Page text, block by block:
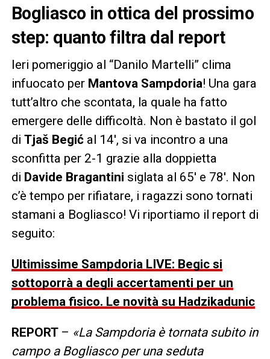
Bogliasco in ottica del prossimo
step: quanto filtra dal report
Ieri pomeriggio al “Danilo Martelli” clima
infuocato per Mantova Sampdoria! Una gara
tutt’altro che scontata, la quale ha fatto
emergere delle difficoltà. Non è bastato il gol
di Tjaš Begićal 14′, si va incontro a una
sconfitta per 2-1 grazie alla doppietta
di Davide Bragantini siglata al 65′ e 78′. Non
c’è tempo per rifiatare, i ragazzi sono tornati
stamani a Bogliasco! Vi riportiamo il report di
seguito:
Ultimissime Sampdoria LIVE: Begic si
sottoporrà a degli accertamenti per un
problema fisico. Le novità su Hadzikadunic
REPORT – «La Sampdoria è tornata subito in
campo a Bogliasco per una seduta